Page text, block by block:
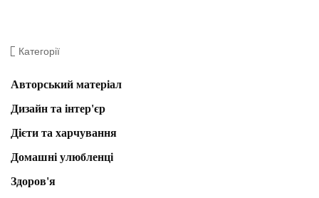
Категорії
Авторський матеріал
Дизайн та інтер'єр
Дієти та харчування
Домашні улюбленці
Здоров'я